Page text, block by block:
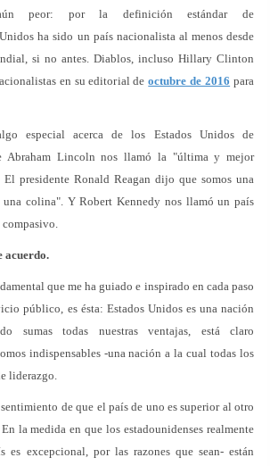
peor: por la definición estándar de
ha sido un país nacionalista al menos desde
si no antes. Diablos, incluso Hillary Clinton
en su editorial deoctubre de 2016 para
especial acerca de los Estados Unidos de
Abraham Lincoln nos llamó la "última y mejor
El presidente Ronald Reagan dijo que somos una
colina". Y Robert Kennedy nos llamó un país
compasivo.
acuerdo.
que me ha guiado e inspirado en cada paso
público, es ésta: Estados Unidos es una nación
sumas todas nuestras ventajas, está claro
indispensables -una nación a la cual todas los
liderazgo.
de que el país de uno es superior al otro
la medida en que los estadounidenses realmente
es excepcional, por las razones que sean- están